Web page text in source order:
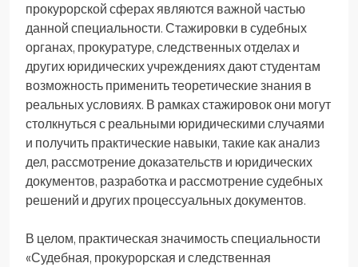
прокурорской сферах являются важной частью
данной специальности. Стажировки в судебных
органах, прокуратуре, следственных отделах и
других юридических учреждениях дают студентам
возможность применить теоретические знания в
реальных условиях. В рамках стажировок они могут
столкнуться с реальными юридическими случаями
и получить практические навыки, такие как анализ
дел, рассмотрение доказательств и юридических
документов, разработка и рассмотрение судебных
решений и других процессуальных документов.
В целом, практическая значимость специальности
«Судебная, прокурорская и следственная